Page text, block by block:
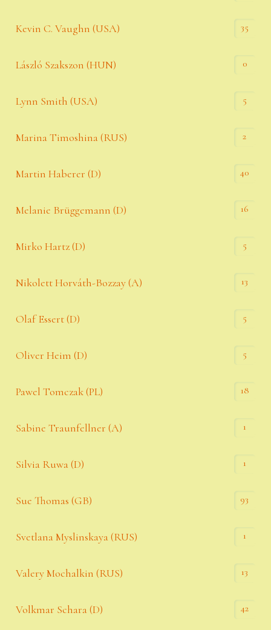
Kevin C. Vaughn (USA) 35
László Szakszon (HUN) 0
Lynn Smith (USA) 5
Marina Timoshina (RUS) 2
Martin Haberer (D) 40
Melanie Brüggemann (D) 16
Mirko Hartz (D) 5
Nikolett Horváth-Bozzay (A) 13
Olaf Essert (D) 5
Oliver Heim (D) 5
Pawel Tomczak (PL) 18
Sabine Traunfellner (A) 1
Silvia Ruwa (D) 1
Sue Thomas (GB) 93
Svetlana Myslinskaya (RUS) 1
Valery Mochalkin (RUS) 13
Volkmar Schara (D) 42